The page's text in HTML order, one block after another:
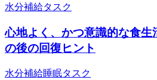
水分補給タスク
心地よく、かつ意識的な食生
の後の回復ヒント
水分補給睡眠タスク